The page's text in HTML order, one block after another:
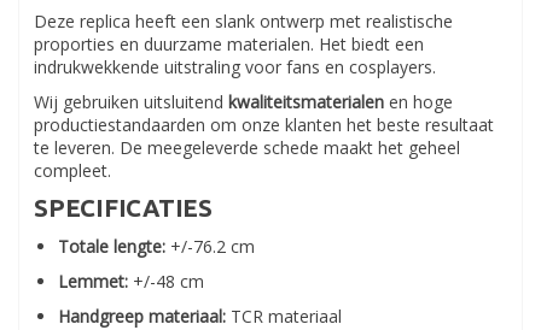
Deze replica heeft een slank ontwerp met realistische
proporties en duurzame materialen. Het biedt een
indrukwekkende uitstraling voor fans en cosplayers.
Wij gebruiken uitsluitend kwaliteitsmaterialen en hoge
productiestandaarden om onze klanten het beste resultaat
te leveren. De meegeleverde schede maakt het geheel
compleet.
SPECIFICATIES
Totale lengte: +/-76.2 cm
Lemmet: +/-48 cm
Handgreep materiaal: TCR materiaal